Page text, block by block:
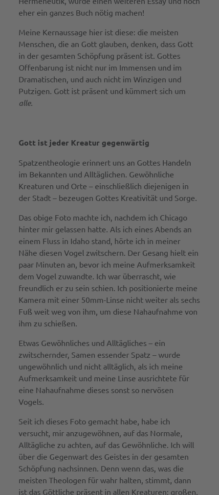
eher ein ganzes Buch nötig machen!
Meine Kernaussage hier ist diese: die meisten
Menschen, die an Gott glauben, denken, dass Gott
in der gesamten Schöpfung präsent ist. Gottes
Offenbarung ist nicht nur im Immensen und im
Dramatischen, und auch nicht im Winzigen und
Putzigen. Gott ist präsent und kümmert sich um
alle.
Gott ist jeder Kreatur gegenwärtig
Spatzentheologie erinnert uns an Gottes Handeln
im Bekannten und Alltäglichen. Gewöhnliche
Kreaturen und Orte – einschließlich diejenigen in
der Stadt – bezeugen Gottes Kreativität und Sorge.
Das obige Foto machte ich, nachdem ich Chicago
hinter mir gelassen hatte. Als ich eines Abends an
einem Fluss in Idaho stand, hörte ich in meiner
Nähe diesen Vogel zwitschern. Der Gesang hielt ein
paar Minuten an, bevor ich meine Aufmerksamkeit
dem Vogel zuwandte. Ich war überrascht, wie
freundlich er zu sein schien. Ich positionierte meine
Kamera mit einer 50mm-Linse nicht weiter als sechs
Fuß weit weg von ihm, um diese Nahaufnahme von
ihm zu schießen.
Etwas Gewöhnliches und Alltägliches – ein
zwitschernder, Samen essender Spatz – wurde
ungewöhnlich und nicht alltäglich, als ich meine
Aufmerksamkeit und meine Linse ausrichtete für
eine Nahaufnahme dieses sonst so nervösen
Vogels.
Seit ich dieses Foto gemacht habe, habe ich
versucht, mir anzugewöhnen, auf das Normale,
Alltägliche zu achten, auf das Gewöhnliche. Ich will
über die Gegenwart des Geistes in der gesamten
Schöpfung nachsinnen. Denn wenn das, was die
meisten Theologen für wahr halten, stimmt, dann
ist das Göttliche präsent in allen Kreaturen: großen,